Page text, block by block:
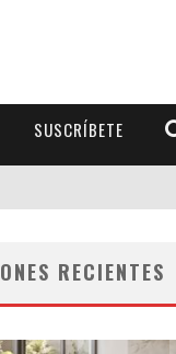
SUSCRÍBETE
RECIENTES